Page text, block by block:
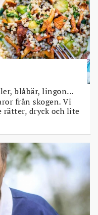
blåbär, lingon...
från skogen. Vi
rätter, dryck och lite